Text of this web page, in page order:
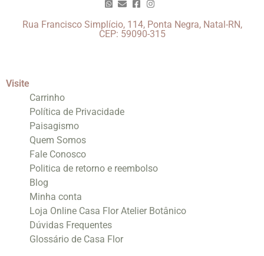
Rua Francisco Simplício, 114, Ponta Negra, Natal-RN,
CEP: 59090-315
Visite
Carrinho
Política de Privacidade
Paisagismo
Quem Somos
Fale Conosco
Politica de retorno e reembolso
Blog
Minha conta
Loja Online Casa Flor Atelier Botânico
Dúvidas Frequentes
Glossário de Casa Flor